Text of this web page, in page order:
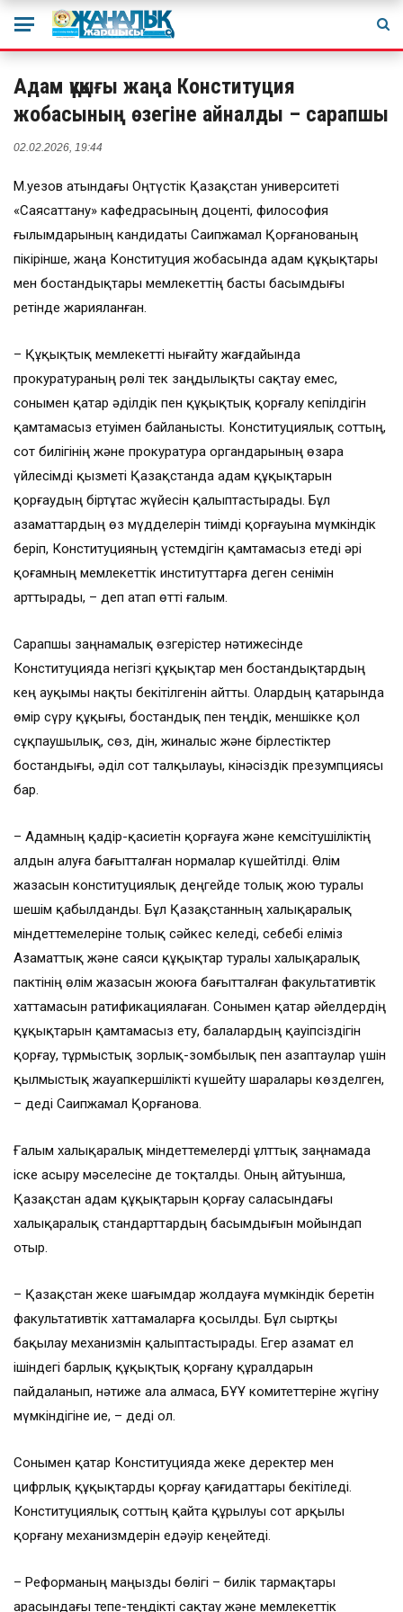
Адам құқығы жаңа Конституция
жобасының өзегіне айналды – сарапшы
02.02.2026, 19:44
М.Әуезов атындағы Оңтүстік Қазақстан университеті
«Саясаттану» кафедрасының доценті, философия
ғылымдарының кандидаты Саипжамал Қорғанованың
пікірінше, жаңа Конституция жобасында адам құқықтары
мен бостандықтары мемлекеттің басты басымдығы
ретінде жарияланған.
– Құқықтық мемлекетті нығайту жағдайында
прокуратураның рөлі тек заңдылықты сақтау емес,
сонымен қатар әділдік пен құқықтық қорғалу кепілдігін
қамтамасыз етуімен байланысты. Конституциялық соттың,
сот билігінің және прокуратура органдарының өзара
үйлесімді қызметі Қазақстанда адам құқықтарын
қорғаудың біртұтас жүйесін қалыптастырады. Бұл
азаматтардың өз мүдделерін тиімді қорғауына мүмкіндік
беріп, Конституцияның үстемдігін қамтамасыз етеді әрі
қоғамның мемлекеттік институттарға деген сенімін
арттырады, – деп атап өтті ғалым.
Сарапшы заңнамалық өзгерістер нәтижесінде
Конституцияда негізгі құқықтар мен бостандықтардың
кең ауқымы нақты бекітілгенін айтты. Олардың қатарында
өмір сүру құқығы, бостандық пен теңдік, меншікке қол
сұқпаушылық, сөз, дін, жиналыс және бірлестіктер
бостандығы, әділ сот талқылауы, кінәсіздік презумпциясы
бар.
– Адамның қадір-қасиетін қорғауға және кемсітушіліктің
алдын алуға бағытталған нормалар күшейтілді. Өлім
жазасын конституциялық деңгейде толық жою туралы
шешім қабылданды. Бұл Қазақстанның халықаралық
міндеттемелеріне толық сәйкес келеді, себебі еліміз
Азаматтық және саяси құқықтар туралы халықаралық
пактінің өлім жазасын жоюға бағытталған факультативтік
хаттамасын ратификациялаған. Сонымен қатар әйелдердің
құқықтарын қамтамасыз ету, балалардың қауіпсіздігін
қорғау, тұрмыстық зорлық-зомбылық пен азаптаулар үшін
қылмыстық жауапкершілікті күшейту шаралары көзделген,
– деді Саипжамал Қорғанова.
Ғалым халықаралық міндеттемелерді ұлттық заңнамада
іске асыру мәселесіне де тоқталды. Оның айтуынша,
Қазақстан адам құқықтарын қорғау саласындағы
халықаралық стандарттардың басымдығын мойындап
отыр.
– Қазақстан жеке шағымдар жолдауға мүмкіндік беретін
факультативтік хаттамаларға қосылды. Бұл сыртқы
бақылау механизмін қалыптастырады. Егер азамат ел
ішіндегі барлық құқықтық қорғану құралдарын
пайдаланып, нәтиже ала алмаса, БҰҰ комитеттеріне жүгіну
мүмкіндігіне ие, – деді ол.
Сонымен қатар Конституцияда жеке деректер мен
цифрлық құқықтарды қорғау қағидаттары бекітіледі.
Конституциялық соттың қайта құрылуы сот арқылы
қорғану механизмдерін едәуір кеңейтеді.
– Реформаның маңызды бөлігі – билік тармақтары
арасындағы тепе-теңдікті сақтау және мемлекеттік